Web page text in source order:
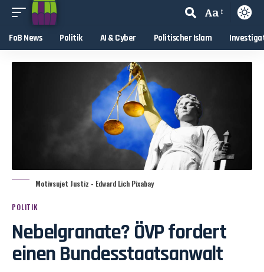
Aa
FoB News Politik AI & Cyber Politischer Islam
Motivsujet Justiz - Edward Lich Pixabay
POLITIK
Nebelgranate? ÖVP fordert
einen Bundesstaatsanwalt